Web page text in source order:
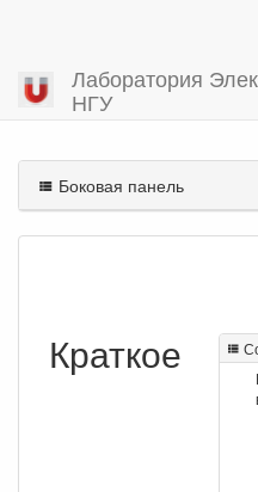
Лаборатория
НГУ
Вы посетили
Боковая панель
Краткое